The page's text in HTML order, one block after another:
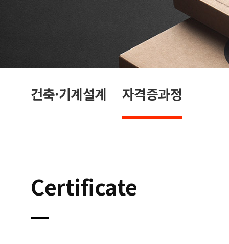
건축·기계설계 자격증과정
Certificate